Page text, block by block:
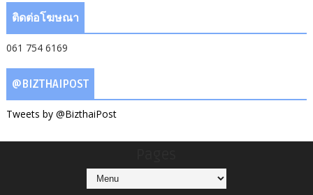
ติดต่อโฆษณา
061 754 6169
@BIZTHAIPOST
Tweets by @BizthaiPost